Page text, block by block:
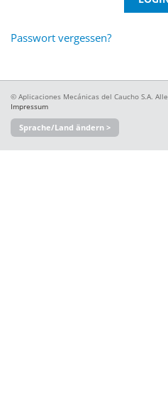
Passwort vergessen?
© Aplicaciones Mecánicas del Caucho S.A.
Impressum
Sprache/Land ändern >